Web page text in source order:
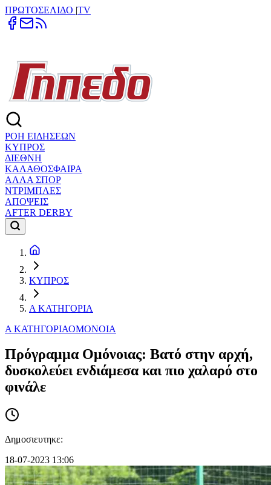
ΠΡΩΤΟΣΕΛΙΔΟ |TV
ΡΟΗ ΕΙΔΗΣΕΩΝ
ΚΥΠΡΟΣ
ΔΙΕΘΝΗ
ΚΑΛΑΘΟΣΦΑΙΡΑ
ΑΛΛΑ ΣΠΟΡ
ΝΤΡΙΜΠΛΕΣ
ΑΠΟΨΕΙΣ
AFTER DERBY
ΚΥΠΡΟΣ
Α ΚΑΤΗΓΟΡΙΑ
Α ΚΑΤΗΓΟΡΙΑΟΜΟΝΟΙΑ
Πρόγραμμα Ομόνοιας: Βατό στην αρχή,
δυσκολεύει ενδιάμεσα και πιο χαλαρό στο
φινάλε
Δημοσιευτηκε:
18-07-2023 13:06